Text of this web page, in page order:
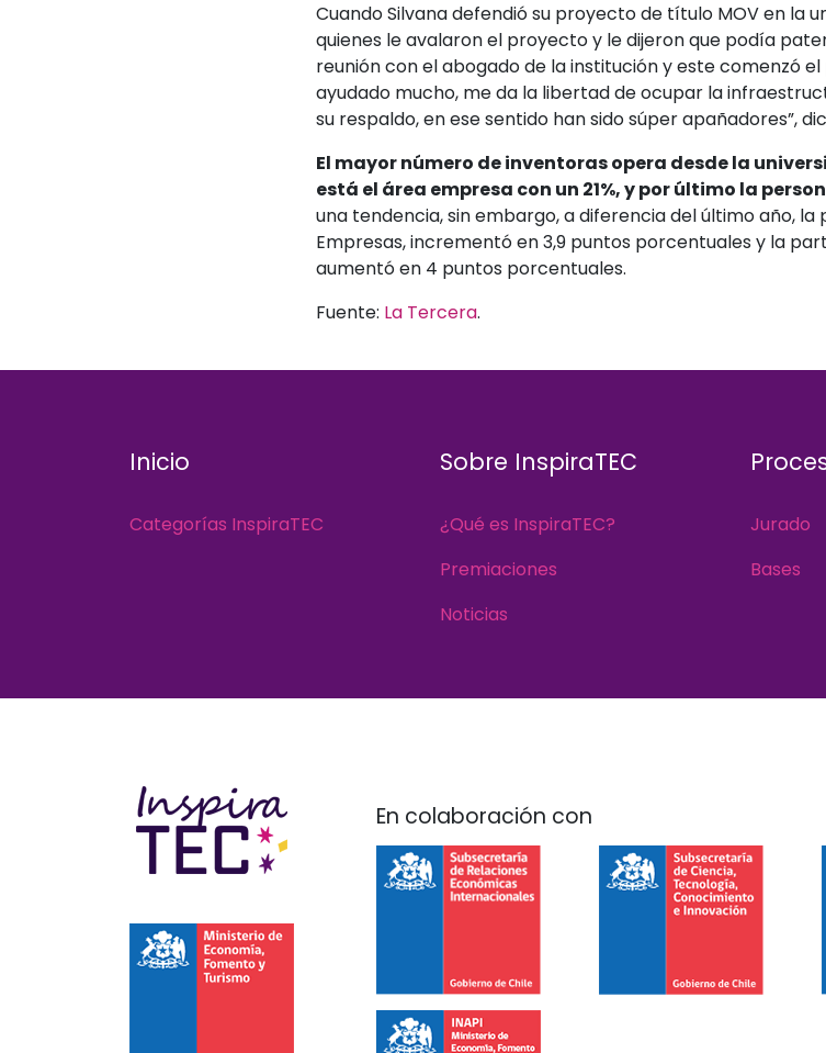
Cuando Silvana defendió su proyecto de título MOV en la
quienes le avalaron el proyecto y le dijeron que podía
reunión con el abogado de la institución y este comenzó
ayudado mucho, me da la libertad de ocupar la
su respaldo, en ese sentido han sido súper apañadores”,
El mayor número de inventoras opera desde la
está el área empresa con un 21%, y por último la
una tendencia, sin embargo, a diferencia del último año,
Empresas, incrementó en 3,9 puntos porcentuales y la
aumentó en 4 puntos porcentuales.
Fuente: La Tercera.
Inicio
Categorías InspiraTEC
Sobre InspiraTEC
¿Qué es InspiraTEC?
Premiaciones
Noticias
Jurado
Bases
En colaboración con